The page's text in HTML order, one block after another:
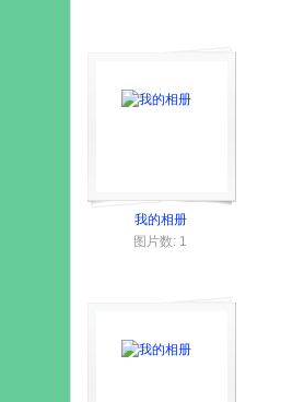
我的相册
图片数: 1